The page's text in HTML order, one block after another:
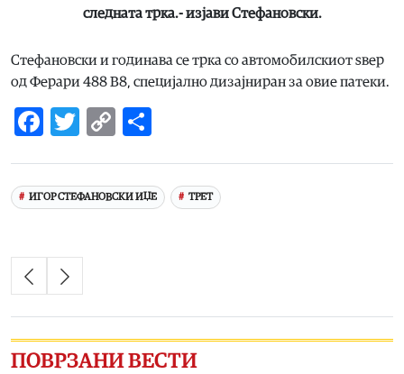
следната трка.- изјави Стефановски.
Стефановски и годинава се трка со автомобилскиот ѕвер
од Ферари 488 B8, специјално дизајниран за овие патеки.
Facebook
Twitter
Copy
ИГОР СТЕФАНОВСКИ ИЏЕ ТРЕТ
ПОВРЗАНИ ВЕСТИ